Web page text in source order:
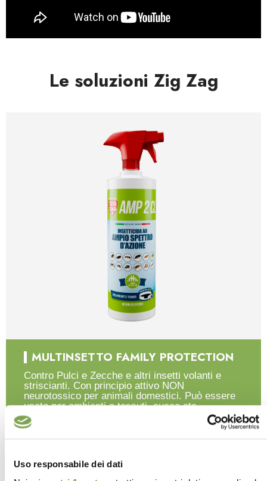
Uso responsabile dei dati
Le soluzioni Zig Zag
MULTINSETTO FAMILY PROTECTION
Contro Pulci e Zecche e altri insetti volanti e
striscianti. Con principio attivo NON
neurotossico per animali domestici. Può essere
usato per ambienti e tessuti, cucce etc...